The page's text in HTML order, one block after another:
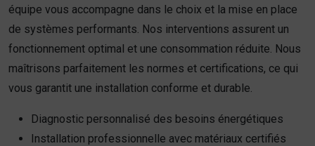
équipe vous accompagne dans le choix et la mise en place
de systèmes performants. Nos interventions assurent un
fonctionnement optimal et une consommation réduite. Nous
maîtrisons parfaitement les normes et certifications, ce qui
vous garantit une installation conforme et durable.
Diagnostic personnalisé des besoins énergétiques
Installation professionnelle avec matériaux certifiés